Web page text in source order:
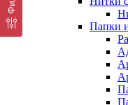
Папки